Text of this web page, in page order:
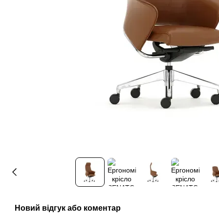
Новий відгук або коментар